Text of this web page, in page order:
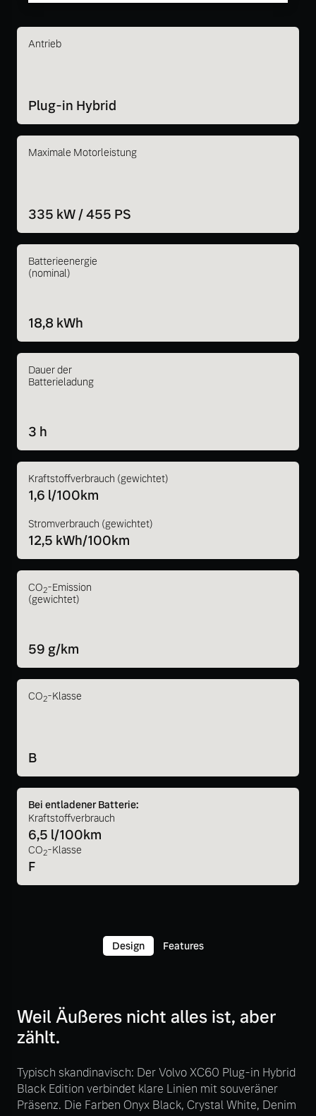
Antrieb
Plug-in Hybrid
Maximale Motorleistung
335 kW / 455 PS
Batterieenergie
(nominal)
18,8 kWh
Dauer der
Batterieladung
3 h
Kraftstoffverbrauch (gewichtet)
1,6 l/100km
Stromverbrauch (gewichtet)
12,5 kWh/100km
CO2-Emission
(gewichtet)
59 g/km
CO2-Klasse
B
Bei entladener Batterie:
Kraftstoffverbrauch
6,5 l/100km
CO2-Klasse
F
Design Features
Weil Äußeres nicht alles ist, aber
zählt.
Typisch skandinavisch: Der Volvo XC60 Plug-in Hybrid
Black Edition verbindet klare Linien mit souveräner
Präsenz. Die Farben Onyx Black, Crystal White, Denim